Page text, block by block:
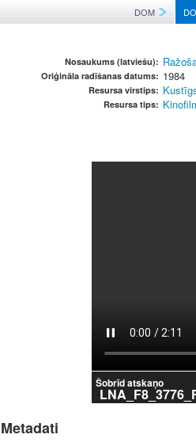
DOM
Nosaukums (latviešu):
Oriģināla radīšanas datums: 1984
Resursa virstips:
Resursa tips:
Šobrīd atskaņo
Metadati